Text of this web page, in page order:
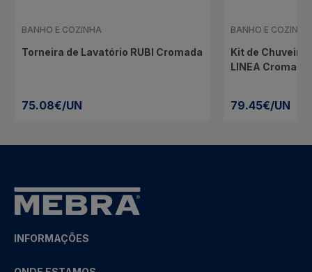
BANHO E COZINHA
Torneira de Lavatório RUBI Cromada
75.08€/UN
BANHO E COZINHA
Kit de Chuveiro
LINEA Cromado
79.45€/UN
INFORMAÇÕES